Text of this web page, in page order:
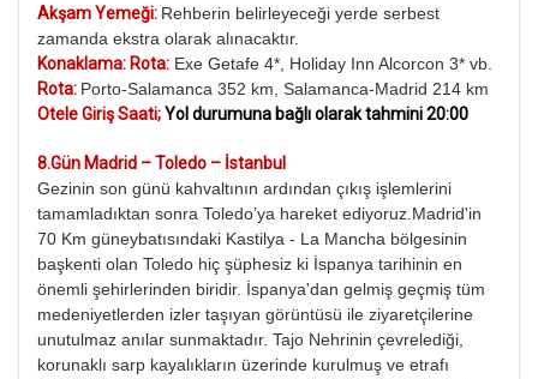
Akşam Yemeği: Rehberin belirleyeceği yerde serbest
zamanda ekstra olarak alınacaktır.
Konaklama: Rota: Exe Getafe 4*, Holiday Inn Alcorcon 3* vb.
Rota: Porto-Salamanca 352 km, Salamanca-Madrid 214 km
Otele Giriş Saati;Yol durumuna bağlı olarak tahmini 20:00
8.Gün Madrid – Toledo – İstanbul
Gezinin son günü kahvaltının ardından çıkış işlemlerini
tamamladıktan sonra Toledo’ya hareket ediyoruz.Madrid'in
70 Km güneybatısındaki Kastilya - La Mancha bölgesinin
başkenti olan Toledo hiç şüphesiz ki İspanya tarihinin en
önemli şehirlerinden biridir. İspanya'dan gelmiş geçmiş tüm
medeniyetlerden izler taşıyan görüntüsü ile ziyaretçilerine
unutulmaz anılar sunmaktadır. Tajo Nehrinin çevrelediği,
korunaklı sarp kayalıkların üzerinde kurulmuş ve etrafı